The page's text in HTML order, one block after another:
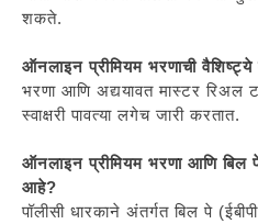
शकते.
ऑनलाइन प्रीमियम भरणाची
भरणा आणि अद्ययावत मास्टर रिअल
स्वाक्षरी पावत्या लगेच जारी करतात.
ऑनलाइन प्रीमियम भरणा आणि
आहे?
पॉलीसी धारकाने अंतर्गत बिल पे